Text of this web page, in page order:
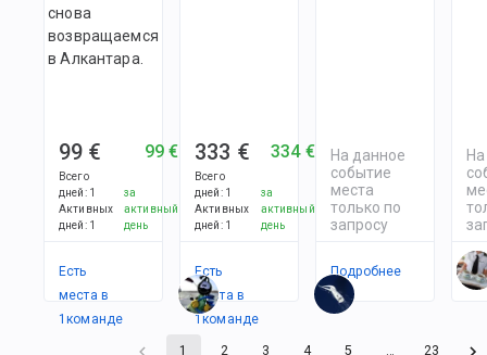
снова
возвращаемся
в Алкантара.
99 €
Всего
дней: 1
Активных
дней: 1
99 €
за
активный
день
Есть
места в
1командe
333 €
Всего
дней: 1
Активных
дней: 1
334 €
за
активный
день
Есть
места в
1командe
На данное
событие
места
только по
запросу
Подробнее
1 2 3 4 5 … 23